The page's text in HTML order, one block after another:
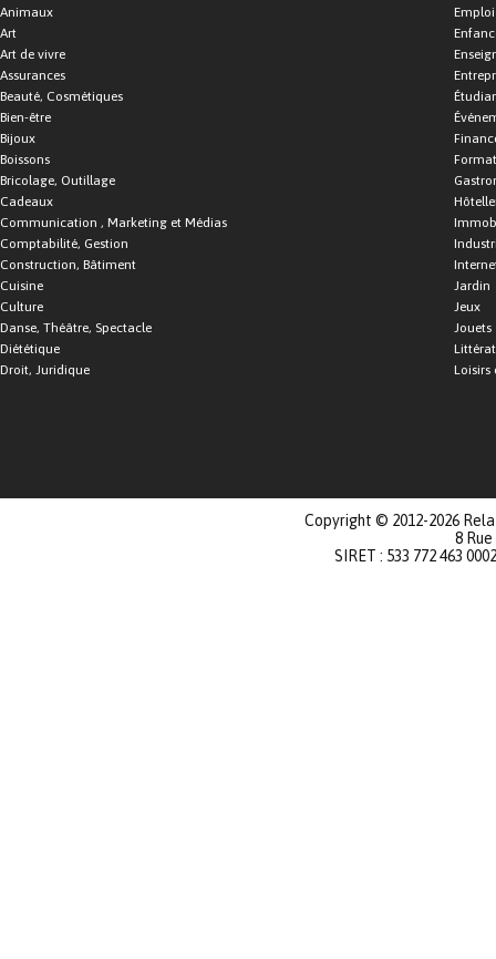
Animaux
Art
Art de vivre
Assurances
Beauté, Cosmétiques
Bien-être
Bijoux
Boissons
Bricolage, Outillage
Cadeaux
Communication , Marketing et Médias
Comptabilité, Gestion
Construction, Bâtiment
Cuisine
Culture
Danse, Théâtre, Spectacle
Diététique
Droit, Juridique
Emploi
Jardin
Jeux
Jouets
Loisirs
Copyright © 2012-2026
8
SIRET : 533 772 463